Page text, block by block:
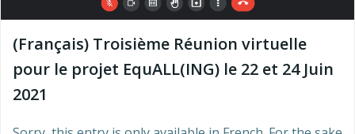
(Français) Troisième Réunion virtuelle
pour le projet EquALL(ING) le 22 et 24 Juin
2021